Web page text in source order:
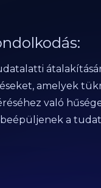
amelyek
való
a